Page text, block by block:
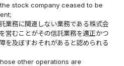
stock company ceased to be
業務に関連しない業務である株式会
営むことがその信託業務を適正かつ
を及ぼすおそれがあると認められる
other operations are